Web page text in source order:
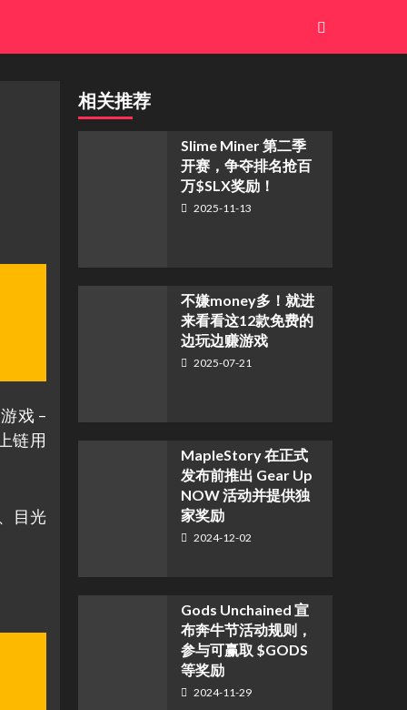
戏 –
链用
目光
相关推荐
Slime Miner 第二季
开赛，争夺排名抢百
万$SLX奖励！
2025-11-13
不嫌money多！就进
来看看这12款免费的
边玩边赚游戏
2025-07-21
MapleStory 在正式
发布前推出 Gear Up
NOW 活动并提供独
家奖励
2024-12-02
Gods Unchained 宣
布奔牛节活动规则，
参与可赢取 $GODS
等奖励
2024-11-29